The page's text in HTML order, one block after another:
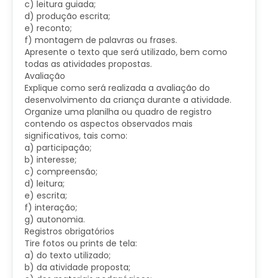
c) leitura guiada;
d) produção escrita;
e) reconto;
f) montagem de palavras ou frases.
Apresente o texto que será utilizado, bem como
todas as atividades propostas.
Avaliação
Explique como será realizada a avaliação do
desenvolvimento da criança durante a atividade.
Organize uma planilha ou quadro de registro
contendo os aspectos observados mais
significativos, tais como:
a) participação;
b) interesse;
c) compreensão;
d) leitura;
e) escrita;
f) interação;
g) autonomia.
Registros obrigatórios
Tire fotos ou prints de tela:
a) do texto utilizado;
b) da atividade proposta;